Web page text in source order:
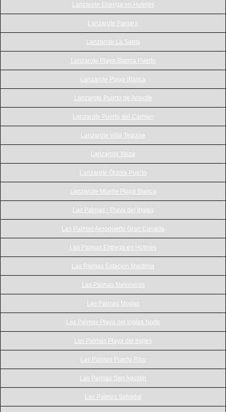
Lanzarote Entrega en Hoteles
Lanzarote Famara
Lanzarote La Santa
Lanzarote Playa Blanca Puerto
Lanzarote Playa Blanca
Lanzarote Puerto de Arrecife
Lanzarote Puerto del Carmen
Lanzarote Villa Teguise
Lanzarote Yaiza
Lanzarote Órzola Puerto
Lanzarote-Muelle Playa Blanca
Las Palmas - Playa del Ingles
Las Palmas Aeropuerto Gran Canaria
Las Palmas Entrega en Hoteles
Las Palmas Estacion Maritima
Las Palmas Meloneras
Las Palmas Mogan
Las Palmas Playa del Ingles Norte
Las Palmas Playa del Ingles
Las Palmas Puerto Rico
Las Palmas San Agustín
Las Palmas Sebadal